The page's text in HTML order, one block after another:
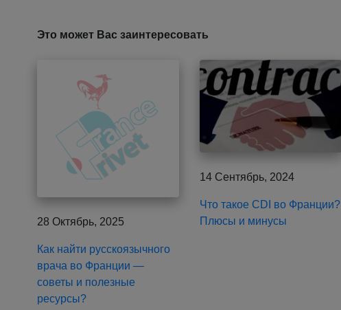
Это может Вас заинтересовать
28 Октябрь, 2025
Как найти русскоязычного
врача во Франции —
советы и полезные
ресурсы?
14 Сентябрь, 2024
Что такое CDI во Франции?
Плюсы и минусы